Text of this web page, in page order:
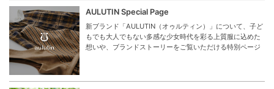
AULUTIN Special Page
新ブランド「AULUTIN（オゥルティン）」について、子ど
もでも大人でもない多感な少女時代を彩る上質服に込めた
想いや、ブランドストーリーをご覧いただける特別ページ